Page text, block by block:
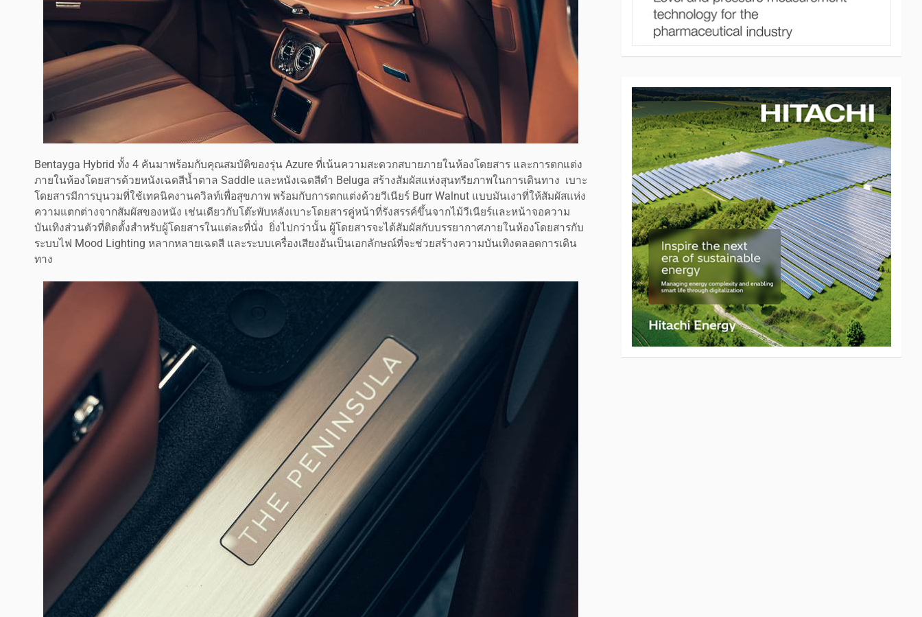
Bentayga Hybrid ทั้ง 4 คันมาพร้อมกับคุณสมบัติของรุ่น Azure ที่เน้นความสะดวกสบายภายในห้องโดยสาร และการตกแต่ง
ภายในห้องโดยสารด้วยหนังเฉดสีน้ำตาล Saddle และหนังเฉดสีดำ Beluga สร้างสัมผัสแห่งสุนทรียภาพในการเดินทาง เบาะ
โดยสารมีการบุนวมที่ใช้เทคนิคงานควิลท์เพื่อสุขภาพ พร้อมกับการตกแต่งด้วยวีเนียร์ Burr Walnut แบบมันเงาที่ให้สัมผัสแห่ง
ความแตกต่างจากสัมผัสของหนัง เช่นเดียวกับโต๊ะพับหลังเบาะโดยสารคู่หน้าที่รังสรรค์ขึ้นจากไม้วีเนียร์และหน้าจอความ
บันเทิงส่วนตัวที่ติดตั้งสำหรับผู้โดยสารในแต่ละที่นั่ง ยิ่งไปกว่านั้น ผู้โดยสารจะได้สัมผัสกับบรรยากาศภายในห้องโดยสารกับ
ระบบไฟ Mood Lighting หลากหลายเฉดสี และระบบเครื่องเสียงอันเป็นเอกลักษณ์ที่จะช่วยสร้างความบันเทิงตลอดการเดิน
ทาง